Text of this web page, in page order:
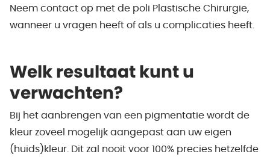
Neem contact op met de poli Plastische Chirurgie,
wanneer u vragen heeft of als u complicaties heeft.
Welk resultaat kunt u
verwachten?
Bij het aanbrengen van een pigmentatie wordt de
kleur zoveel mogelijk aangepast aan uw eigen
(huids)kleur. Dit zal nooit voor 100% precies hetzelfde